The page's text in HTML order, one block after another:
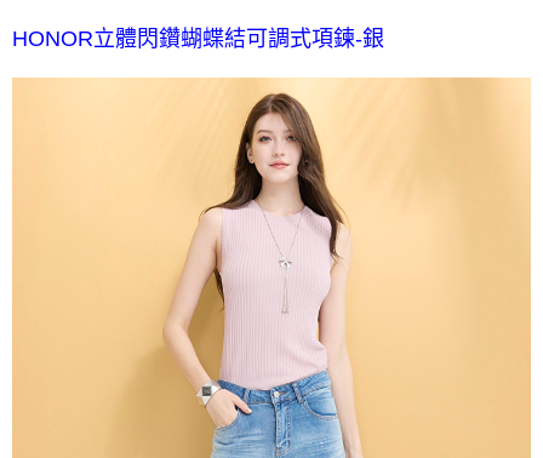
每筆NT$120，滿NT$2,000(含以上)免運費
HONOR立體閃鑽蝴蝶結可調式項鍊-銀